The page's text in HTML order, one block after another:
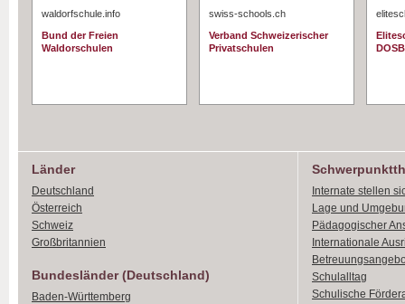
waldorfschule.info
Bund der Freien
Waldorschulen
swiss-schools.ch
Verband Schweizerischer
Privatschulen
DOSB
Länder
Deutschland
Österreich
Schweiz
Großbritannien
Bundesländer (Deutschland)
Baden-Württemberg
Internate stellen
Lage und
Pädagogischer
Internationale
Schulalltag
Schulische